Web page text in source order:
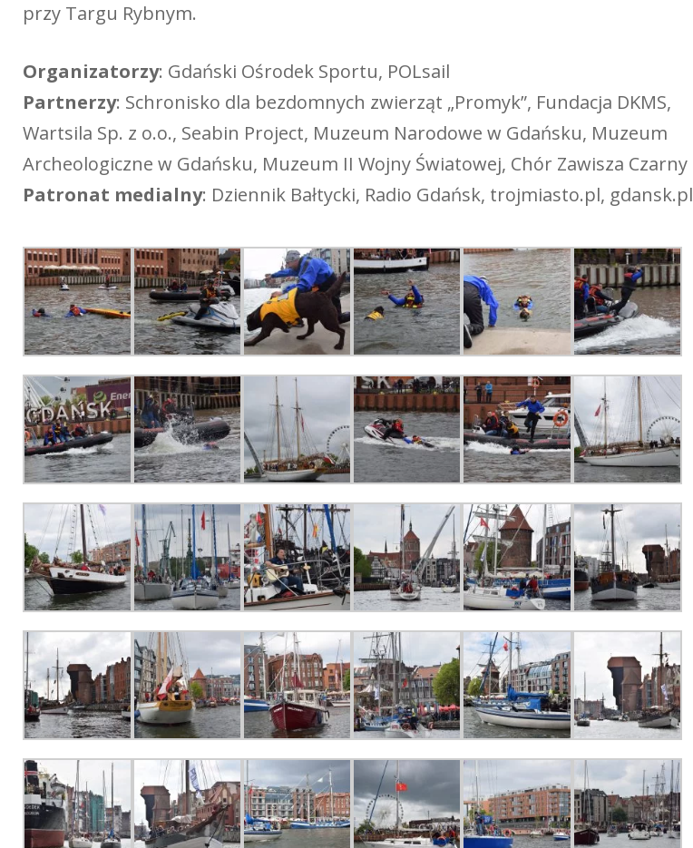
przy Targu Rybnym.
Organizatorzy: Gdański Ośrodek Sportu, POLsail
Partnerzy: Schronisko dla bezdomnych zwierząt „Promyk”, Fundacja DKMS,
Wartsila Sp. z o.o., Seabin Project, Muzeum Narodowe w Gdańsku, Muzeum
Archeologiczne w Gdańsku, Muzeum II Wojny Światowej, Chór Zawisza Czarny
Patronat medialny: Dziennik Bałtycki, Radio Gdańsk, trojmiasto.pl, gdansk.pl